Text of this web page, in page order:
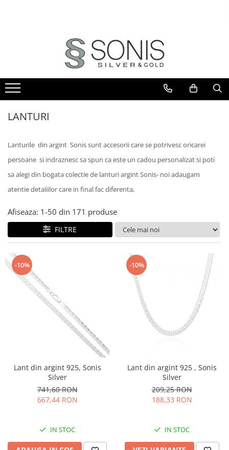
CEASURI
LANTURI
LANTURI CU PANDANTIV
BRATARI TIP ROZARIU
PANDANTIVE
PANDANTIVE TIP CRUCE
TALISMANE
BIJUTERII PENTRU COPII
INELE
PIERCING
SETURI BIJUTERII
ACE DE CRAVATA
BRATARI PENTRU PICIOR
PANDANTIVE TIP CRUCE
CERCEI
LANTURI
Lanturi pentru EA
BRATARI
Bratari pentru EA
Bratari pentru EL
BIJUTERII PENTRU COPII
INELE
BUTONI
BRATARA TIP ROZARIU
LANTURI TIP ROZARIU
ICOANE ORTODOXE
ICOANE CATOLICE
CRUCIFIXE
LANTURI
Lanturile din argint Sonis sunt accesorii care se potrivesc oricarei
persoane si indraznesc sa spun ca este un cadou personalizat si poti
sa alegi din bogata colectie de lanturi argint Sonis- noi adaugam
atentie detaliilor care in final fac diferenta,
Afiseaza: 1-50 din 171 produse
FILTRE
-10%
Lant din argint 925, Sonis
Silver
741,60 RON
667,44 RON
IN STOC
-10%
Lant din argint 925 , Sonis
Silver
209,25 RON
188,33 RON
IN STOC